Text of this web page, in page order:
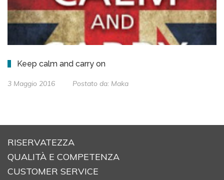
Keep calm and carry on
3 Maggio 2016 Postato da: Maka
RISERVATEZZA
QUALITÀ E COMPETENZA
CUSTOMER SERVICE